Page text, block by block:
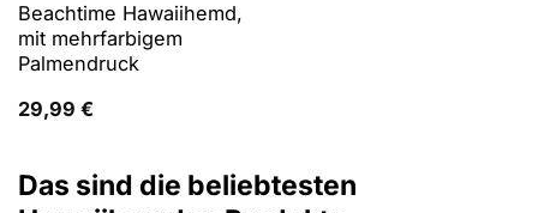
Beachtime Hawaiihemd,
mit mehrfarbigem
Palmendruck
29,99 €
Das sind die beliebtesten